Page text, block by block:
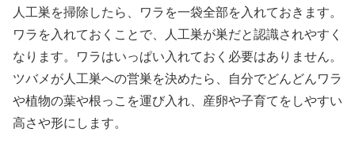
人工巣を掃除したら、ワラを一袋全部を入れておきます。
ワラを入れておくことで、人工巣が巣だと認識されやすく
なります。ワラはいっぱい入れておく必要はありません。
ツバメが人工巣への営巣を決めたら、自分でどんどんワラ
や植物の葉や根っこを運び入れ、産卵や子育てをしやすい
高さや形にします。